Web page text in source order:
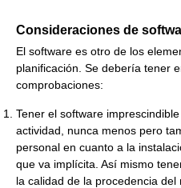
Consideraciones de
El software es otro de los
planificación. Se debería tener
comprobaciones:
Tener el software
actividad, nunca menos pero
personal en cuanto a la
que va implícita. Así mismo
la calidad de la procedencia